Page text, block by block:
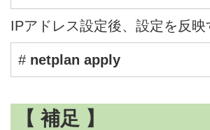
IPアドレス設定後、設定を反
# netplan apply
【 補足 】